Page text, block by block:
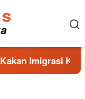
Kelas II